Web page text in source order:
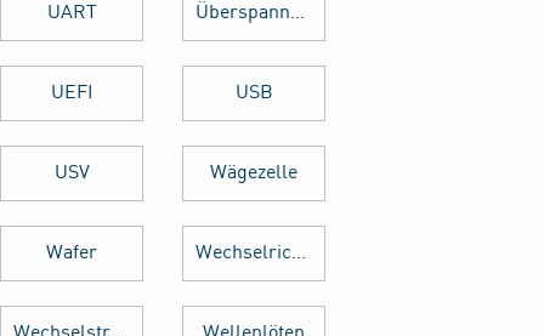
UART Überspannungsschutz
UEFI USB
USV Wägezelle
Wafer Wechselrichter